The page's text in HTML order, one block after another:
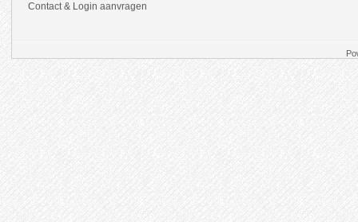
Contact & Login aanvragen